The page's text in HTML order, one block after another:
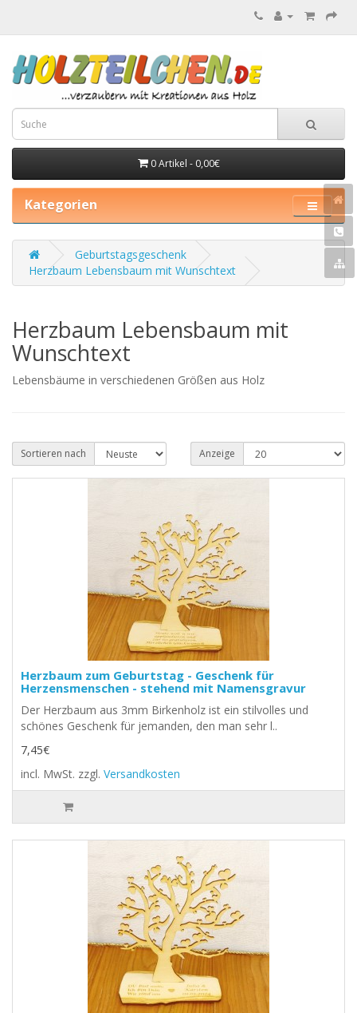
0 Artikel - 0,00€
Kategorien
Geburtstagsgeschenk
Herzbaum Lebensbaum mit Wunschtext
Herzbaum Lebensbaum mit
Wunschtext
Lebensbäume in verschiedenen Größen aus Holz
Sortieren nach Anzeige
Herzbaum zum Geburtstag - Geschenk für
Herzensmenschen - stehend mit Namensgravur
Der Herzbaum aus 3mm Birkenholz ist ein stilvolles und
schönes Geschenk für jemanden, den man sehr l..
7,45€
incl. MwSt. zzgl. Versandkosten